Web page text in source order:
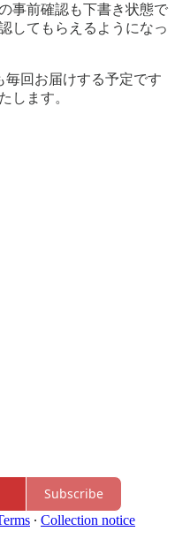
事前確認も下書き状態で
してもらえるようになっ
毎回お届けする予定です
します。
Subscribe
∙ Collection notice